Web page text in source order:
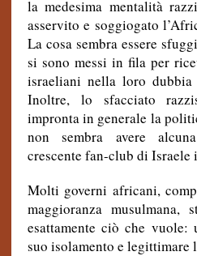
la medesima mentalità
asservito e soggiogato
La cosa sembra essere
si sono messi in fila per
israeliani nella loro dubbia
Inoltre, lo sfacciato
impronta in generale la
non sembra avere
crescente fan-club di Israele
Molti governi africani,
maggioranza musulmana,
esattamente ciò che
suo isolamento e legittimare